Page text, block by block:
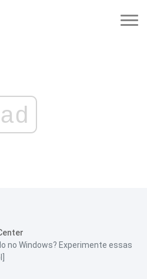
ad
no Windows? Experimente essas